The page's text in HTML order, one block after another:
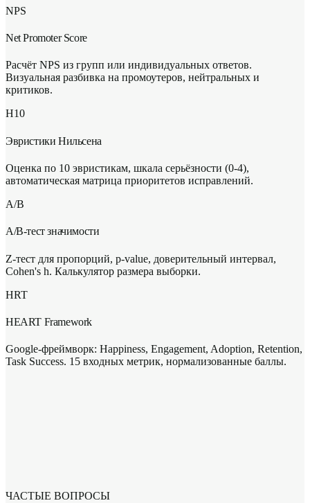
NPS
Net Promoter Score
Расчёт NPS из групп или индивидуальных ответов.
Визуальная разбивка на промоутеров, нейтральных и
критиков.
H10
Эвристики Нильсена
Оценка по 10 эвристикам, шкала серьёзности (0-4),
автоматическая матрица приоритетов исправлений.
A/B
A/B-тест значимости
Z-тест для пропорций, p-value, доверительный интервал,
Cohen's h. Калькулятор размера выборки.
HRT
HEART Framework
Google-фреймворк: Happiness, Engagement, Adoption, Retention,
Task Success. 15 входных метрик, нормализованные баллы.
ЧАСТЫЕ ВОПРОСЫ